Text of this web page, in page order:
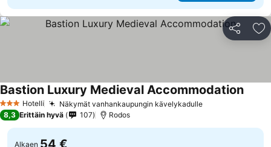
Jaa
3 Tähtiluokitus
Hotelli Näkymät vanhankaupungin kävelykadulle
Bastion Luxury Medieval Accommodation
8,3 Erittäin hyvä 107 Rodos
Alkaen 54 €